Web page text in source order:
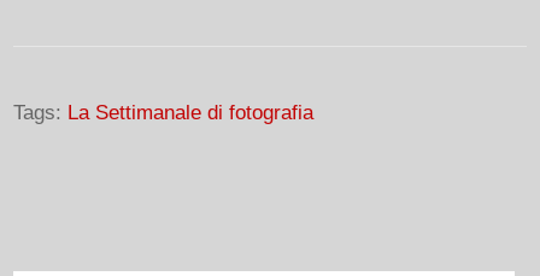
Tags: La Settimanale di fotografia